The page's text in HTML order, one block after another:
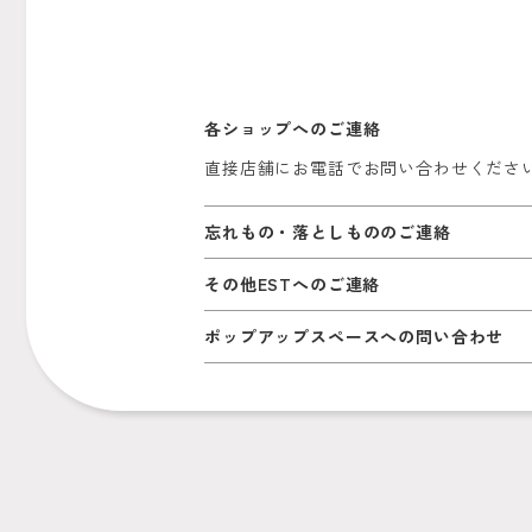
各ショップへのご連絡
直接店舗にお電話でお問い合わせくださ
忘れもの・落としもののご連絡
その他ESTへのご連絡
ポップアップスペースへの問い合わせ